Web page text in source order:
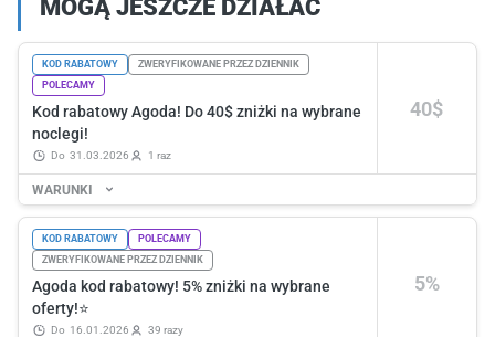
MOGĄ JESZCZE DZIAŁAĆ
40$
KOD RABATOWY
ZWERYFIKOWANE PRZEZ DZIENNIK
POLECAMY
Kod rabatowy Agoda! Do 40$ zniżki na wybrane
noclegi!
do 31.03.2026 1 raz
WARUNKI
5%
KOD RABATOWY
POLECAMY
ZWERYFIKOWANE PRZEZ DZIENNIK
Agoda kod rabatowy! 5% zniżki na wybrane
oferty!⭐
do 16.01.2026 39 razy